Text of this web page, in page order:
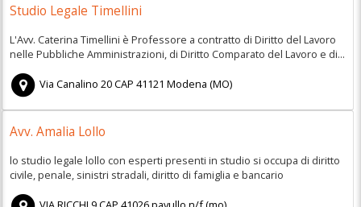
Studio Legale Timellini
L'Avv. Caterina Timellini è Professore a contratto di Diritto del Lavoro
nelle Pubbliche Amministrazioni, di Diritto Comparato del Lavoro e di...
Via Canalino 20CAP41121 Modena (MO)
Avv. Amalia Lollo
lo studio legale lollo con esperti presenti in studio si occupa di diritto
civile, penale, sinistri stradali, diritto di famiglia e bancario